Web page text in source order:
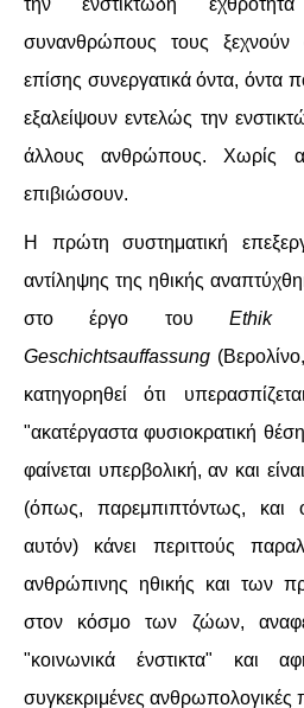
την ενστικτώδη
συνανθρώπους τους ξεχνούν
επίσης συνεργατικά όντα, όντα
εξαλείψουν εντελώς την
άλλους ανθρώπους. Χωρίς
επιβιώσουν.
Η πρώτη συστηματική
αντίληψης της ηθικής
στο έργο τουEthik
Geschichtsauffassung
κατηγορηθεί ότι
"ακατέργαστα φυσιοκρατική
φαίνεται υπερβολική, αν και
(όπως, παρεμπιπτόντως,
αυτόν) κάνει περιττούς
ανθρώπινης ηθικής και των
στον κόσμο των ζώων,
"κοινωνικά ένστικτα" και
συγκεκριμένες ανθρωπολογικές